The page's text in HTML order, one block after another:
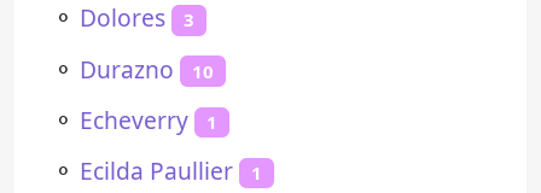
⚬ Dolores 3
⚬ Durazno 10
⚬ Echeverry 1
⚬ Ecilda Paullier 1